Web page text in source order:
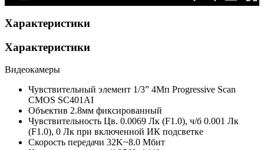
Характеристики
Характеристики
Видеокамеры
Чувствительный элемент 1/3” 4Мп Progressive Scan
CMOS SC401AI
Объектив 2.8мм фиксированный
Чувствительность Цв. 0.0069 Лк (F1.0), ч/б 0.001 Лк
(F1.0), 0 Лк при включенной ИК подсветке
Скорость передачи 32K~8.0 Мбит